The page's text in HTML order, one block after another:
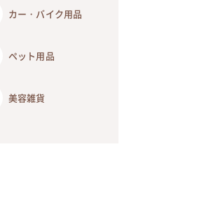
カー・バイク用品
ペット用品
美容雑貨